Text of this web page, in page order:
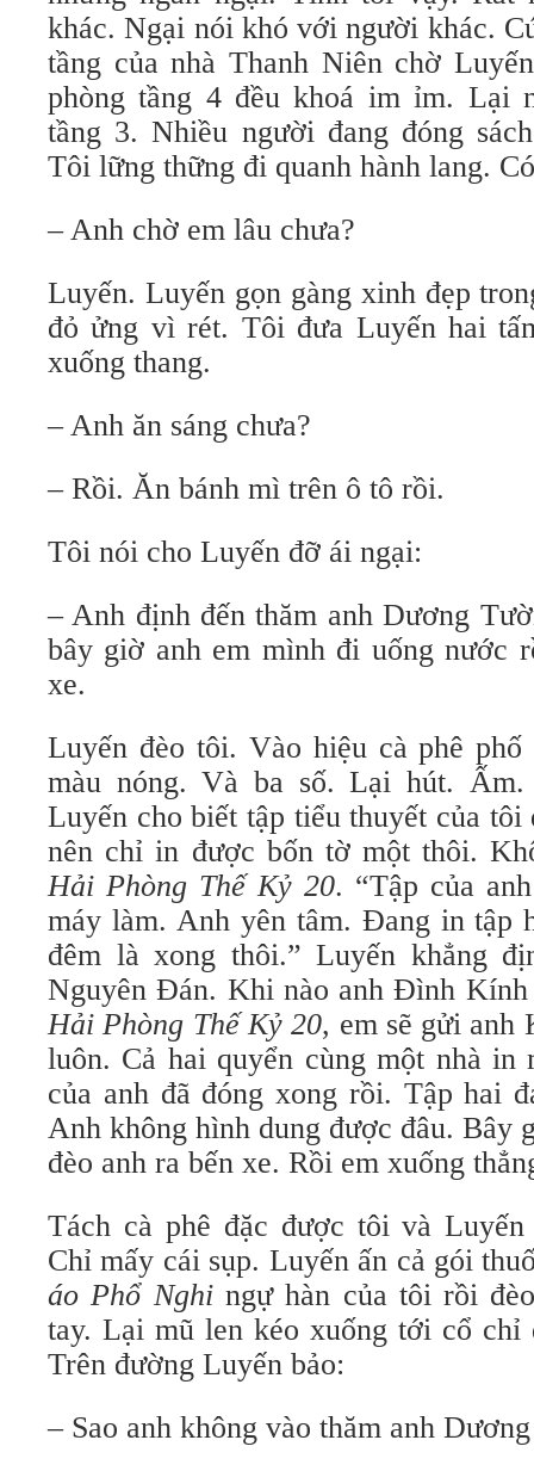
khác. Ngại nói khó với người khác.
tầng của nhà Thanh Niên chờ
phòng tầng 4 đều khoá im ỉm. Lại
tầng 3. Nhiều người đang đóng
Tôi lững thững đi quanh hành lang.
– Anh chờ em lâu chưa?
Luyến. Luyến gọn gàng xinh đẹp
đỏ ửng vì rét. Tôi đưa Luyến hai
xuống thang.
– Anh ăn sáng chưa?
– Rồi. Ăn bánh mì trên ô tô rồi.
Tôi nói cho Luyến đỡ ái ngại:
– Anh định đến thăm anh Dương
bây giờ anh em mình đi uống nước
xe.
Luyến đèo tôi. Vào hiệu cà phê
màu nóng. Và ba số. Lại hút.
Luyến cho biết tập tiểu thuyết của tôi
nên chỉ in được bốn tờ một thôi.
Hải Phòng Thế Kỷ 20. “Tập của
máy làm. Anh yên tâm. Đang in tập
đêm là xong thôi.” Luyến khẳng
Nguyên Đán. Khi nào anh Đình
Hải Phòng Thế Kỷ 20, em sẽ gửi anh
luôn. Cả hai quyển cùng một nhà in
của anh đã đóng xong rồi. Tập hai
Anh không hình dung được đâu. Bây
đèo anh ra bến xe. Rồi em xuống
Tách cà phê đặc được tôi và
Chỉ mấy cái sụp. Luyến ấn cả gói
áo Phổ Nghingự hàn của tôi rồi
tay. Lại mũ len kéo xuống tới cổ chỉ
Trên đường Luyến bảo:
– Sao anh không vào thăm anh